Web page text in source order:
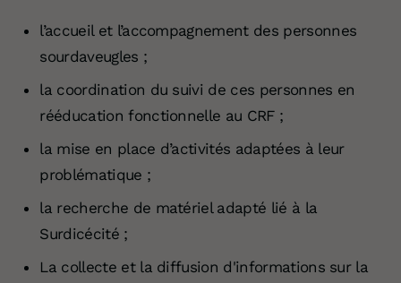
l’accueil et l’accompagnement des personnes
sourdaveugles ;
la coordination du suivi de ces personnes en
rééducation fonctionnelle au CRF ;
la mise en place d’activités adaptées à leur
problématique ;
la recherche de matériel adapté lié à la
Surdicécité ;
La collecte et la diffusion d'informations sur la